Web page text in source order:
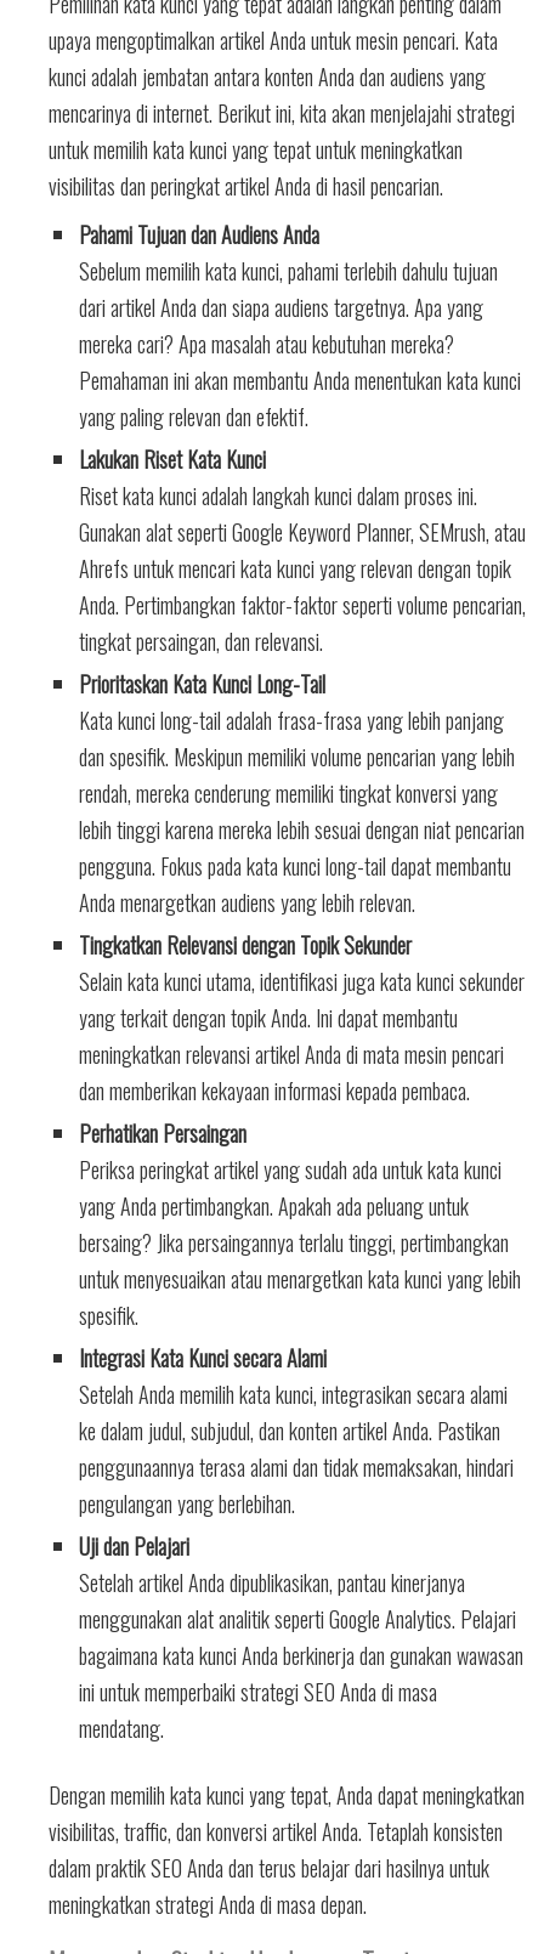
upaya mengoptimalkan artikel Anda untuk mesin pencari. Kata
kunci adalah jembatan antara konten Anda dan audiens yang
mencarinya di internet. Berikut ini, kita akan menjelajahi strategi
untuk memilih kata kunci yang tepat untuk meningkatkan
visibilitas dan peringkat artikel Anda di hasil pencarian.
Pahami Tujuan dan Audiens Anda
Sebelum memilih kata kunci, pahami terlebih dahulu tujuan
dari artikel Anda dan siapa audiens targetnya. Apa yang
mereka cari? Apa masalah atau kebutuhan mereka?
Pemahaman ini akan membantu Anda menentukan kata kunci
yang paling relevan dan efektif.
Lakukan Riset Kata Kunci
Riset kata kunci adalah langkah kunci dalam proses ini.
Gunakan alat seperti Google Keyword Planner, SEMrush, atau
Ahrefs untuk mencari kata kunci yang relevan dengan topik
Anda. Pertimbangkan faktor-faktor seperti volume pencarian,
tingkat persaingan, dan relevansi.
Prioritaskan Kata Kunci Long-Tail
Kata kunci long-tail adalah frasa-frasa yang lebih panjang
dan spesifik. Meskipun memiliki volume pencarian yang lebih
rendah, mereka cenderung memiliki tingkat konversi yang
lebih tinggi karena mereka lebih sesuai dengan niat pencarian
pengguna. Fokus pada kata kunci long-tail dapat membantu
Anda menargetkan audiens yang lebih relevan.
Tingkatkan Relevansi dengan Topik Sekunder
Selain kata kunci utama, identifikasi juga kata kunci sekunder
yang terkait dengan topik Anda. Ini dapat membantu
meningkatkan relevansi artikel Anda di mata mesin pencari
dan memberikan kekayaan informasi kepada pembaca.
Perhatikan Persaingan
Periksa peringkat artikel yang sudah ada untuk kata kunci
yang Anda pertimbangkan. Apakah ada peluang untuk
bersaing? Jika persaingannya terlalu tinggi, pertimbangkan
untuk menyesuaikan atau menargetkan kata kunci yang lebih
spesifik.
Integrasi Kata Kunci secara Alami
Setelah Anda memilih kata kunci, integrasikan secara alami
ke dalam judul, subjudul, dan konten artikel Anda. Pastikan
penggunaannya terasa alami dan tidak memaksakan, hindari
pengulangan yang berlebihan.
Uji dan Pelajari
Setelah artikel Anda dipublikasikan, pantau kinerjanya
menggunakan alat analitik seperti Google Analytics. Pelajari
bagaimana kata kunci Anda berkinerja dan gunakan wawasan
ini untuk memperbaiki strategi SEO Anda di masa
mendatang.
Dengan memilih kata kunci yang tepat, Anda dapat meningkatkan
visibilitas, traffic, dan konversi artikel Anda. Tetaplah konsisten
dalam praktik SEO Anda dan terus belajar dari hasilnya untuk
meningkatkan strategi Anda di masa depan.